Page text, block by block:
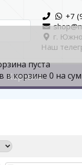
пуста
в корзине 0 на
+7
г.
Наш
Корзина